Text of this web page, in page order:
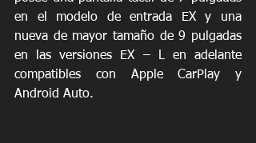
en el modelo de entrada EX y una
nueva de mayor tamaño de 9 pulgadas
en las versiones EX – L en adelante
compatibles con Apple CarPlay y
Android Auto.